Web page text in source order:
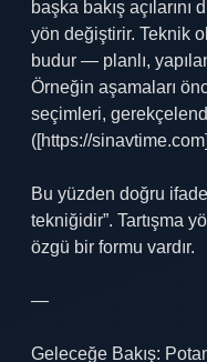
başka bakış
yön değiştirir. Teknik
budur — planlı,
Örneğin aşamaları
seçimleri,
([https://
Bu yüzden doğru
tekniğidir”. Tartışma
özgü bir formu vardır.
—
Geleceğe Bakış: